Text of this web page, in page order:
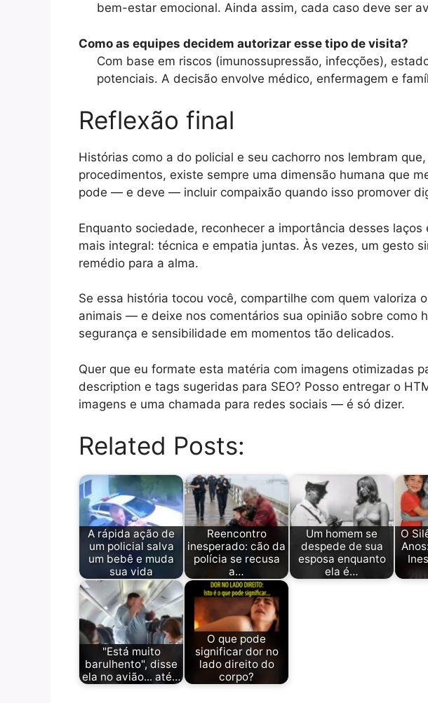
bem-estar emocional. Ainda assim, cada caso deve ser
Como as equipes decidem autorizar esse tipo de visita?
Com base em riscos (imunossupressão, infecções),
potenciais. A decisão envolve médico, enfermagem e
Reflexão final
Histórias como a do policial e seu cachorro nos lembram
procedimentos, existe sempre uma dimensão humana que
pode — e deve — incluir compaixão quando isso promover
Enquanto sociedade, reconhecer a importância desses
mais integral: técnica e empatia juntas. Às vezes, um gesto
remédio para a alma.
Se essa história tocou você, compartilhe com quem valoriza
animais — e deixe nos comentários sua opinião sobre como
segurança e sensibilidade em momentos tão delicados.
Quer que eu formate esta matéria com imagens otimizadas
description e tags sugeridas para SEO? Posso entregar o
imagens e uma chamada para redes sociais — é só dizer.
Related Posts:
A rápida ação de
um policial salva
um bebê e muda
sua vida
Reencontro
inesperado: cão da
polícia se recusa
a…
Um homem se
despede de sua
esposa enquanto
ela é…
O
"Está muito
barulhento", disse
ela no avião... até…
O que pode
significar dor no
lado direito do
corpo?